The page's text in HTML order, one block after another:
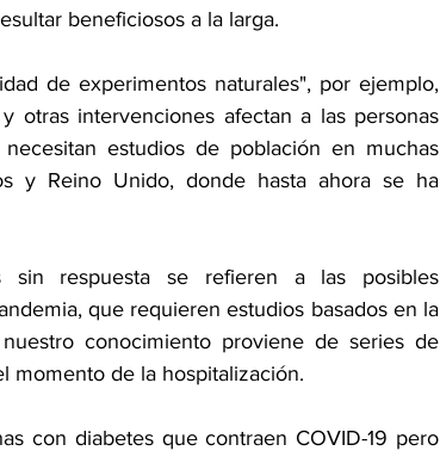
beneficiosos a la larga.
de experimentos naturales", por ejemplo,
otras intervenciones afectan a las personas
estudios de población en muchas
y Reino Unido, donde hasta ahora se ha
sin respuesta se refieren a las posibles
que requieren estudios basados en la
conocimiento proviene de series de
momento de la hospitalización.
con diabetes que contraen COVID-19 pero